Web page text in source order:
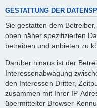
GESTATTUNG DER
Sie gestatten dem
oben näher spezifizierten
betreiben und anbieten zu
Darüber hinaus ist der
Interessenabwägung
den Interessen Dritter,
zusammen mit Ihrer IP-
übermittelter Browser-